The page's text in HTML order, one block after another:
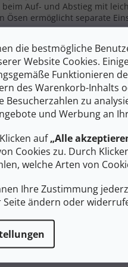
die bestmögliche
Website Cookies.
Funktionieren
des Warenkorb-Inhalts
Besucherzahlen zu
und Werbung an
auf„Alle
Cookies zu. Durch
welche Arten von
Ihre Zustimmung
Seite ändern oder
Auf- und Abstieg mit
Ösen ermöglicht separate
wir die Kompatibilität
Wandern mit
auch auf mehrtägigen
Bergwanderweg
Saison über. DieGORE-TEX
Wasserdampf von
schweißnass. Die
Grip auf gemischtem
System (interne
und reduziert lokale
in
am stärksten